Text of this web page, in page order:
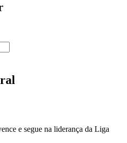
e segue na liderança da Liga